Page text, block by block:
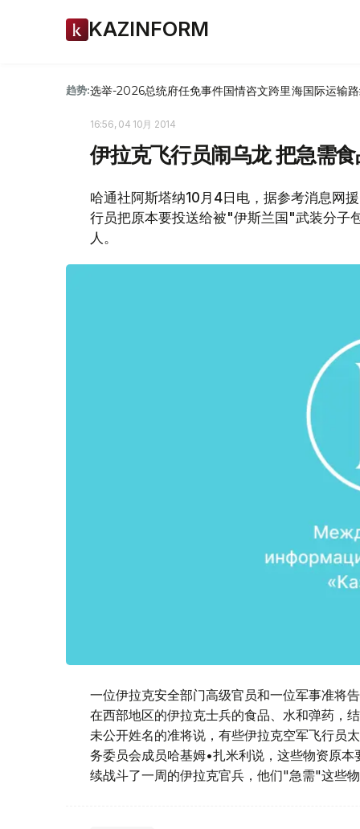
KAZINFORM
趋势:选举-2026总统府任免事件国情咨文跨里海国际运输
16:56, 04 10月 2014
伊拉克飞行员闹乌龙 把急需
哈通社阿斯塔纳10月4日电，据参考消息网
行员把原本要投送给被"伊斯兰国"武装分子
人。
一位伊拉克安全部门高级官员和一位军事准将
在西部地区的伊拉克士兵的食品、水和弹药，
未公开姓名的准将说，有些伊拉克空军飞行员
务委员会成员哈基姆•扎米利说，这些物资原
续战斗了一周的伊拉克官兵，他们"急需"这些物